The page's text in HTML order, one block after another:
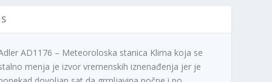
AD1176 – Meteoroloska stanica Klima koja se
menja je izvor vremenskih iznenađenja jer je